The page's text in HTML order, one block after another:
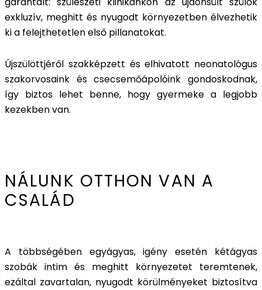
exkluzív, meghitt és nyugodt környezetben élvezhetik
ki a felejthetetlen első pillanatokat.
Újszülöttjéről szakképzett és elhivatott neonatológus
szakorvosaink és csecsemőápolóink gondoskodnak,
így biztos lehet benne, hogy gyermeke a legjobb
kezekben van.
NÁLUNK OTTHON VAN A
CSALÁD
A többségében egyágyas, igény esetén kétágyas
szobák intim és meghitt környezetet teremtenek,
ezáltal zavartalan, nyugodt körülményeket biztosítva